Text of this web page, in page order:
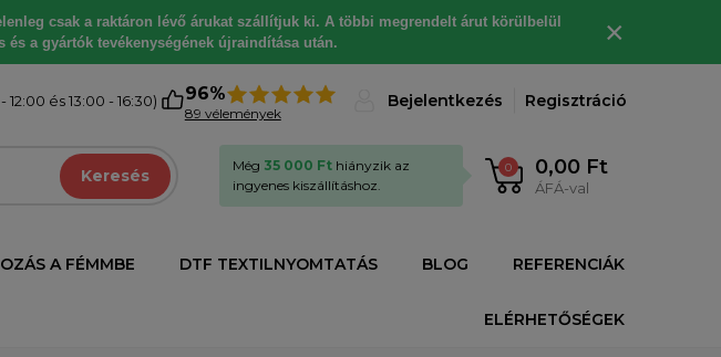
csak a raktáron lévő árukat szállítjuk ki. A többi megrendelt árut körülbelül
a gyártók tevékenységének újraindítása után.
×
és 13:00 - 16:30) 96%
89 vélemények
Bejelentkezés Regisztráció
Keresés 0 0,00 Ft
ÁFÁ-val
Még 35 000 Ft hiányzik az
ingyenes kiszállításhoz.
A FÉMMBE DTF TEXTILNYOMTATÁS BLOG REFERENCIÁK
ELÉRHETŐSÉGEK